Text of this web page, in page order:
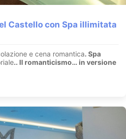
Castello con Spa illimitata
e cena romantica. Spa
.. Il romanticismo… in versione